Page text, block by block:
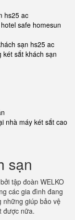
hs25 ac
safe homesun
sạn hs25 ac
sắt khách sạn
nhà máy két sắt cao
sạn
tập đoàn WELKO
các gia đình đang
những giúp bảo vệ
được nữa.